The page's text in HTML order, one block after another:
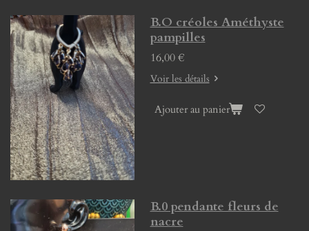
B.O créoles Améthyste
pampilles
16,00 €
Voir les détails
Ajouter au panier
B.0 pendante fleurs de
nacre